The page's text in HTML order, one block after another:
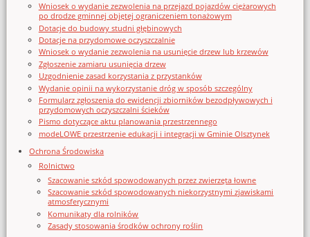
Wniosek o wydanie zezwolenia na przejazd pojazdów ciężarowych
po drodze gminnej objętej ograniczeniem tonażowym
Dotacje do budowy studni głębinowych
Dotacje na przydomowe oczyszczalnie
Wniosek o wydanie zezwolenia na usunięcie drzew lub krzewów
Zgłoszenie zamiaru usunięcia drzew
Uzgodnienie zasad korzystania z przystanków
Wydanie opinii na wykorzystanie dróg w sposób szczególny
Formularz zgłoszenia do ewidencji zbiorników bezodpływowych i
przydomowych oczyszczalni ścieków
Pismo dotyczące aktu planowania przestrzennego
modeLOWE przestrzenie edukacji i integracji w Gminie Olsztynek
Ochrona Środowiska
Rolnictwo
Szacowanie szkód spowodowanych przez zwierzęta łowne
Szacowanie szkód spowodowanych niekorzystnymi zjawiskami
atmosferycznymi
Komunikaty dla rolników
Zasady stosowania środków ochrony roślin